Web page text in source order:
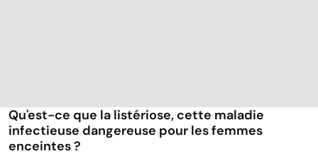
Qu'est-ce que la listériose, cette maladie
infectieuse dangereuse pour les femmes
enceintes ?